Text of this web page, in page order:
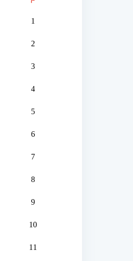
1
2
3
4
5
6
7
8
9
10
11